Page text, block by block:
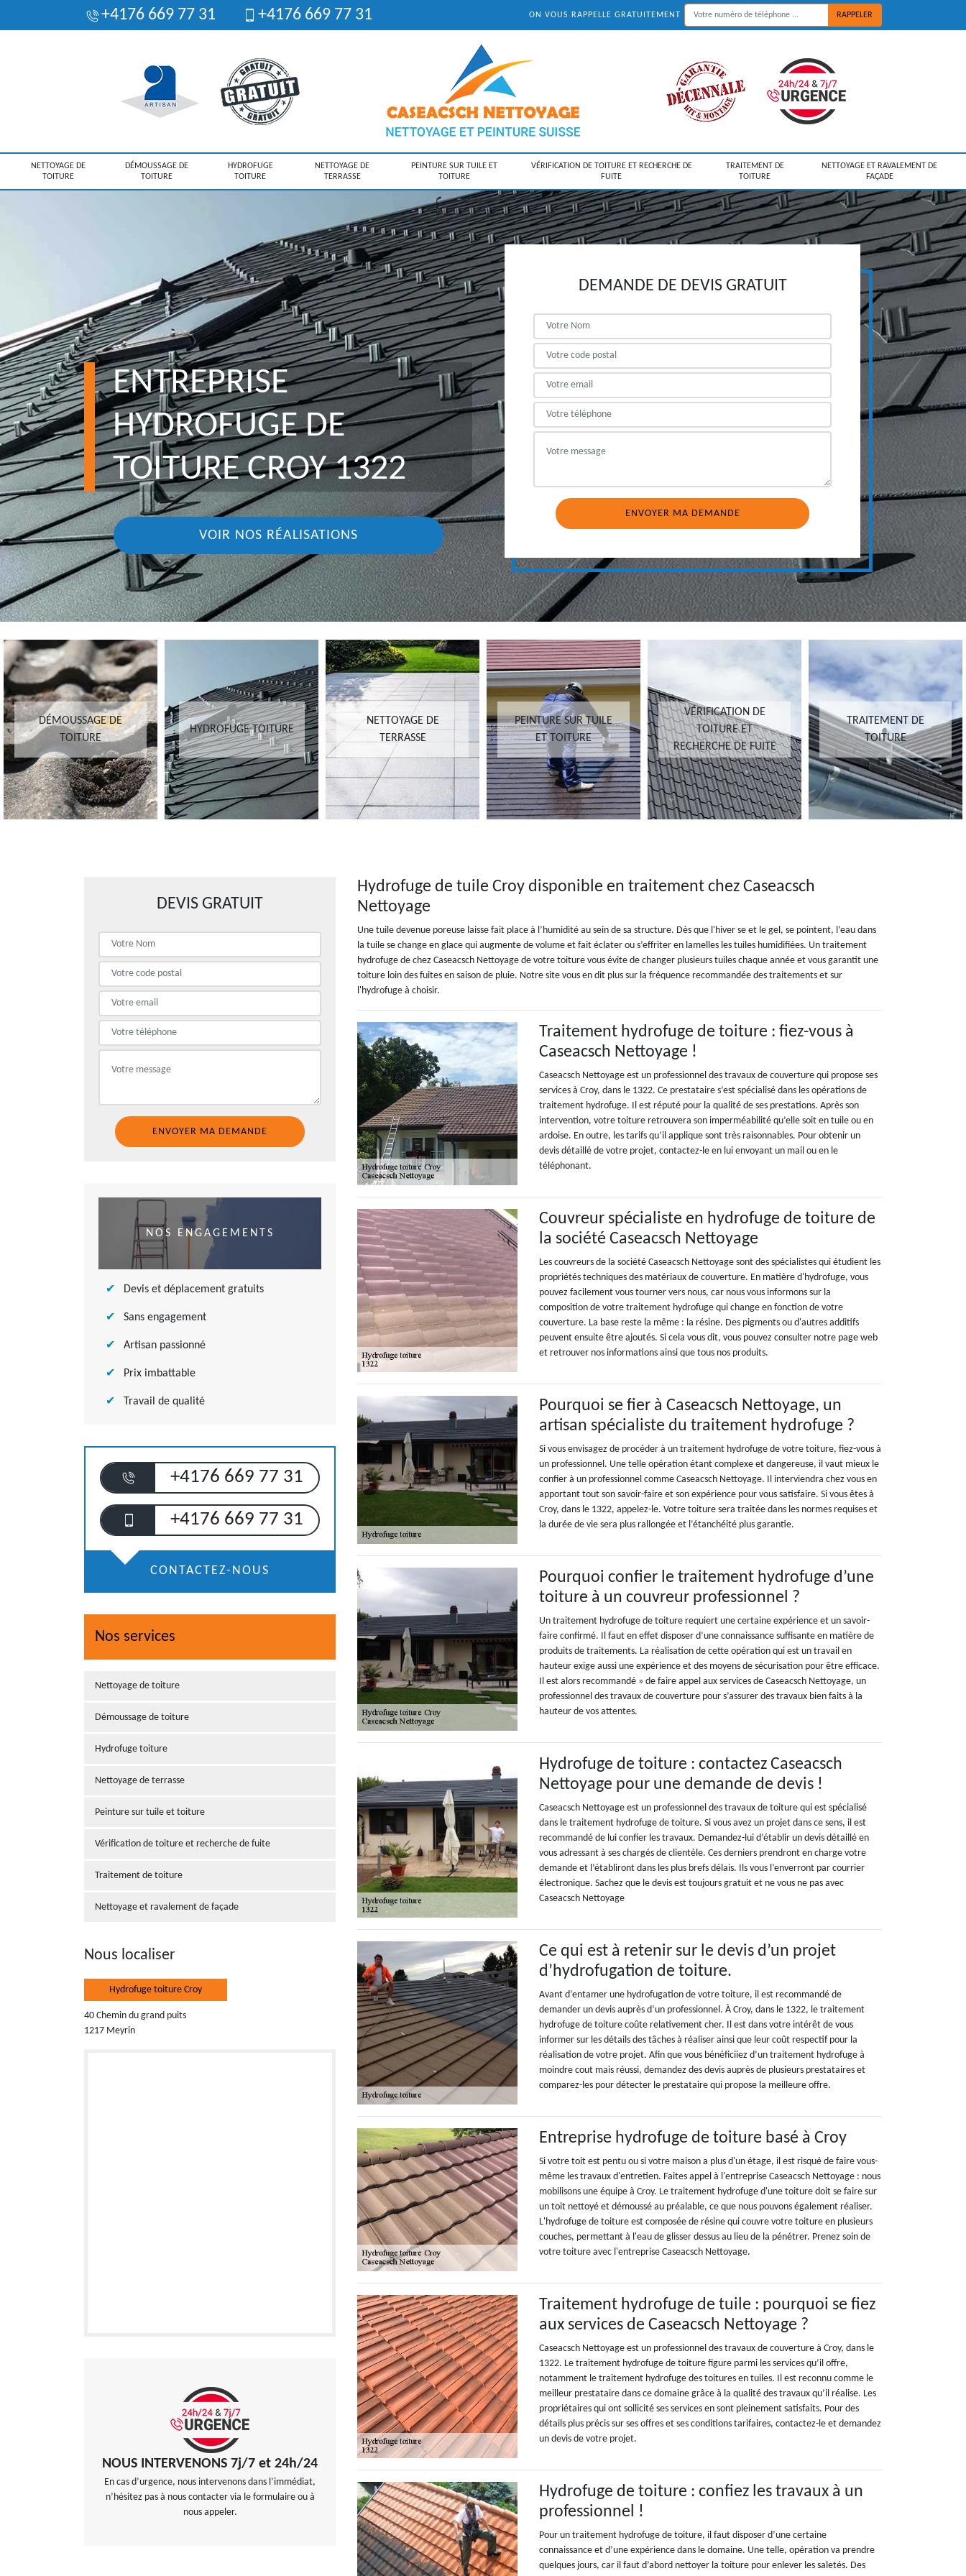
+4176 669 77 31 +4176 669 77 31 ON VOUS RAPPELLE GRATUITEMENT
NETTOYAGE DE
TOITURE
DÉMOUSSAGE DE
TOITURE
HYDROFUGE
TOITURE
NETTOYAGE DE
TERRASSE
PEINTURE SUR TUILE ET
TOITURE
VÉRIFICATION DE TOITURE ET RECHERCHE DE
FUITE
TRAITEMENT DE
TOITURE
NETTOYAGE ET RAVALEMENT DE
FAÇADE
ENTREPRISE
HYDROFUGE DE
TOITURE CROY 1322
VOIR NOS RÉALISATIONS
DEMANDE DE DEVIS GRATUIT
DÉMOUSSAGE DE
TOITURE
HYDROFUGE TOITURE
NETTOYAGE DE
TERRASSE
PEINTURE SUR TUILE
ET TOITURE
VÉRIFICATION DE
TOITURE ET
RECHERCHE DE FUITE
TRAITEMENT DE
TOITURE
DEVIS GRATUIT
NOS ENGAGEMENTS
Devis et déplacement gratuits
Sans engagement
Artisan passionné
Prix imbattable
Travail de qualité
+4176 669 77 31
+4176 669 77 31
CONTACTEZ-NOUS
Nos services
Nettoyage de toiture
Démoussage de toiture
Hydrofuge toiture
Nettoyage de terrasse
Peinture sur tuile et toiture
Vérification de toiture et recherche de fuite
Traitement de toiture
Nettoyage et ravalement de façade
Nous localiser
Hydrofuge toiture Croy
40 Chemin du grand puits
1217 Meyrin
NOUS INTERVENONS 7j/7 et 24h/24
En cas d’urgence, nous intervenons dans l’immédiat,
n’hésitez pas à nous contacter via le formulaire ou à
nous appeler.
Hydrofuge de tuile Croy disponible en traitement chez Caseacsch
Nettoyage
Une tuile devenue poreuse laisse fait place à l’humidité au sein de sa structure. Dès que l'hiver se et le gel, se pointent, l’eau dans
la tuile se change en glace qui augmente de volume et fait éclater ou s’effriter en lamelles les tuiles humidifiées. Un traitement
hydrofuge de chez Caseacsch Nettoyage de votre toiture vous évite de changer plusieurs tuiles chaque année et vous garantit une
toiture loin des fuites en saison de pluie. Notre site vous en dit plus sur la fréquence recommandée des traitements et sur
l'hydrofuge à choisir.
Traitement hydrofuge de toiture : fiez-vous à
Caseacsch Nettoyage !
Caseacsch Nettoyage est un professionnel des travaux de couverture qui propose ses
services à Croy, dans le 1322. Ce prestataire s’est spécialisé dans les opérations de
traitement hydrofuge. Il est réputé pour la qualité de ses prestations. Après son
intervention, votre toiture retrouvera son imperméabilité qu’elle soit en tuile ou en
ardoise. En outre, les tarifs qu’il applique sont très raisonnables. Pour obtenir un
devis détaillé de votre projet, contactez-le en lui envoyant un mail ou en le
téléphonant.
Couvreur spécialiste en hydrofuge de toiture de
la société Caseacsch Nettoyage
Les couvreurs de la société Caseacsch Nettoyage sont des spécialistes qui étudient les
propriétés techniques des matériaux de couverture. En matière d'hydrofuge, vous
pouvez facilement vous tourner vers nous, car nous vous informons sur la
composition de votre traitement hydrofuge qui change en fonction de votre
couverture. La base reste la même : la résine. Des pigments ou d'autres additifs
peuvent ensuite être ajoutés. Si cela vous dit, vous pouvez consulter notre page web
et retrouver nos informations ainsi que tous nos produits.
Pourquoi se fier à Caseacsch Nettoyage, un
artisan spécialiste du traitement hydrofuge ?
Si vous envisagez de procéder à un traitement hydrofuge de votre toiture, fiez-vous à
un professionnel. Une telle opération étant complexe et dangereuse, il vaut mieux le
confier à un professionnel comme Caseacsch Nettoyage. Il interviendra chez vous en
apportant tout son savoir-faire et son expérience pour vous satisfaire. Si vous êtes à
Croy, dans le 1322, appelez-le. Votre toiture sera traitée dans les normes requises et
la durée de vie sera plus rallongée et l’étanchéité plus garantie.
Pourquoi confier le traitement hydrofuge d’une
toiture à un couvreur professionnel ?
Un traitement hydrofuge de toiture requiert une certaine expérience et un savoir-
faire confirmé. Il faut en effet disposer d’une connaissance suffisante en matière de
produits de traitements. La réalisation de cette opération qui est un travail en
hauteur exige aussi une expérience et des moyens de sécurisation pour être efficace.
Il est alors recommandé » de faire appel aux services de Caseacsch Nettoyage, un
professionnel des travaux de couverture pour s’assurer des travaux bien faits à la
hauteur de vos attentes.
Hydrofuge de toiture : contactez Caseacsch
Nettoyage pour une demande de devis !
Caseacsch Nettoyage est un professionnel des travaux de toiture qui est spécialisé
dans le traitement hydrofuge de toiture. Si vous avez un projet dans ce sens, il est
recommandé de lui confier les travaux. Demandez-lui d’établir un devis détaillé en
vous adressant à ses chargés de clientèle. Ces derniers prendront en charge votre
demande et l’établiront dans les plus brefs délais. Ils vous l’enverront par courrier
électronique. Sachez que le devis est toujours gratuit et ne vous ne pas avec
Caseacsch Nettoyage
Ce qui est à retenir sur le devis d’un projet
d’hydrofugation de toiture.
Avant d’entamer une hydrofugation de votre toiture, il est recommandé de
demander un devis auprès d’un professionnel. À Croy, dans le 1322, le traitement
hydrofuge de toiture coûte relativement cher. Il est dans votre intérêt de vous
informer sur les détails des tâches à réaliser ainsi que leur coût respectif pour la
réalisation de votre projet. Afin que vous bénéficiiez d’un traitement hydrofuge à
moindre cout mais réussi, demandez des devis auprès de plusieurs prestataires et
comparez-les pour détecter le prestataire qui propose la meilleure offre.
Entreprise hydrofuge de toiture basé à Croy
Si votre toit est pentu ou si votre maison a plus d'un étage, il est risqué de faire vous-
même les travaux d'entretien. Faites appel à l'entreprise Caseacsch Nettoyage : nous
mobilisons une équipe à Croy. Le traitement hydrofuge d'une toiture doit se faire sur
un toit nettoyé et démoussé au préalable, ce que nous pouvons également réaliser.
L'hydrofuge de toiture est composée de résine qui couvre votre toiture en plusieurs
couches, permettant à l'eau de glisser dessus au lieu de la pénétrer. Prenez soin de
votre toiture avec l'entreprise Caseacsch Nettoyage.
Traitement hydrofuge de tuile : pourquoi se fiez
aux services de Caseacsch Nettoyage ?
Caseacsch Nettoyage est un professionnel des travaux de couverture à Croy, dans le
1322. Le traitement hydrofuge de toiture figure parmi les services qu’il offre,
notamment le traitement hydrofuge des toitures en tuiles. Il est reconnu comme le
meilleur prestataire dans ce domaine grâce à la qualité des travaux qu’il réalise. Les
propriétaires qui ont sollicité ses services en sont pleinement satisfaits. Pour des
détails plus précis sur ses offres et ses conditions tarifaires, contactez-le et demandez
un devis de votre projet.
Hydrofuge de toiture : confiez les travaux à un
professionnel !
Pour un traitement hydrofuge de toiture, il faut disposer d’une certaine
connaissance et d’une expérience dans le domaine. Une telle, opération va prendre
quelques jours, car il faut d’abord nettoyer la toiture pour enlever les saletés. Des